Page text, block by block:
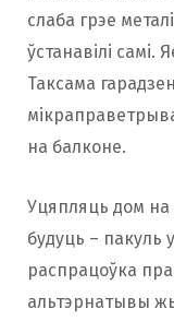
слаба грэе
ўстанавілі самі.
Таксама
на балконе.
Уцяпляць дом на
будуць – пакуль
распрацоўка
альтэрнатывы